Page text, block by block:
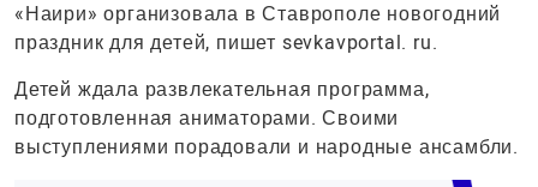
«Наири» организовала в Ставрополе новогодний
праздник для детей, пишет sevkavportal. ru.
Детей ждала развлекательная программа,
подготовленная аниматорами. Своими
выступлениями порадовали и народные ансамбли.